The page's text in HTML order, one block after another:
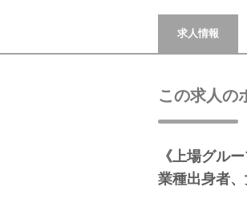
求人情報
この求人の
《上場グル
業種出身者、